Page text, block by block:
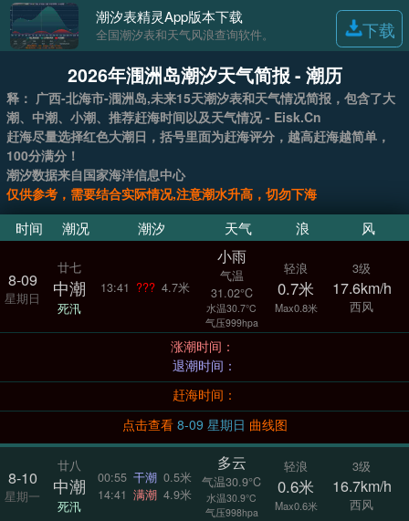
潮汐表精灵App版本下载
全国潮汐表和天气风浪查询软件。 下载
2026年涠洲岛潮汐天气简报 - 潮历
释： 广西-北海市-涠洲岛,未来15天潮汐表和天气情况简报，包含了大
潮、中潮、小潮、推荐赶海时间以及天气情况 - Eisk.Cn
赶海尽量选择红色大潮日，括号里面为赶海评分，越高赶海越简单，
100分满分！
潮汐数据来自国家海洋信息中心
仅供参考，需要结合实际情况,注意潮水升高，切勿下海
时间 潮况 潮汐 天气 浪 风
8-09
星期日
廿七
中潮
死汛
13:41 ??? 4.7米
小雨
气温
31.02°C
水温30.7°C
气压999hpa
轻浪
0.7米
Max0.8米
3级
17.6km/h
西风
涨潮时间：
退潮时间：
赶海时间：
点击查看
8-09 星期日 曲线图
8-10
星期一
廿八
中潮
死汛
00:55 干潮 0.5米
14:41 满潮 4.9米
多云
气温30.9°C
水温30.9°C
气压998hpa
轻浪
0.6米
Max0.6米
3级
16.7km/h
西风